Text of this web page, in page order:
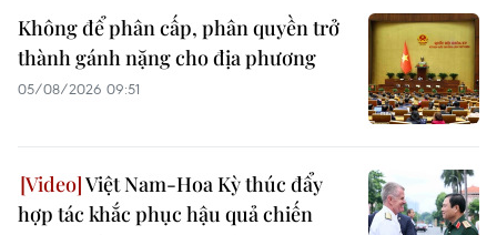
Không để phân cấp, phân quyền trở
thành gánh nặng cho địa phương
05/08/2026 09:51
Việt Nam-Hoa Kỳ thúc đẩy
hợp tác khắc phục hậu quả chiến